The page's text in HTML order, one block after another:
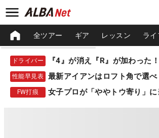
全ツアー ギア レッスン ライ
ドライバー
性能早見表 最新アイアンはロフト角で選べ
FW打痕 女子プロが「ややトウ寄り」